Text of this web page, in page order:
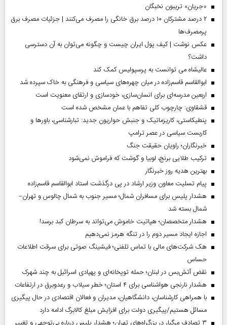
«جریان» تریبون نخبگان
۲ درصد مشترکان ۱۰ درصد برق خانگی را مصرف می‌کنند | جزئیات مصرف برق
پرمصرف‌ها
عکس نوشت | کیف پول ایران چیست و چگونه می‌توان به آن دسترسی
داشت؟
عالیشاه می توانست به پرسپولیس کمک کند
ابوالقاسم قاسم‌زاده در میان چهره‌های سیاسی و فرهنگی به خاک سپرده شد
اربعین مدرسه‌ای برای انسان‌سازی، خودسازی و ارتقای معنویت است
قشقاوی: چارچوب کلی تفاهم با عمان مشخص شده است
پنطیکاستی، کاریزماتیک و جنبش حواریون جدید: تبارشناسی، باور‌ها و
کاربست سیاسی در عصر ترامپ
خبرنگاران؛ راویان حقیقت جنگ
ترکیب طلایی برنج، لوبیا و گوشت که فراموش نمی‌شود
بهترین هدیه روز خبرنگار
پیام تسلیت معاون وزیر ارشاد در پی درگذشت استاد ابوالقاسم قاسم‌زاده
هشدار پلیس برای مسافران شمال؛ مسیر جنوب به شمال چالوس و تهران–
شمال بسته شد
هشدار متخصصان؛ هپاتیت خاموش می‌تواند به سرطان کبد برسد!
اجازه ایجاد مسیر دوم را در تنگه هرمز نمی‌دهیم
هک شرکت‌های مالی با تماس تلفنی؛ فیشینگ صوتی برای سرقت اطلاعات
حساس
نقض آتش‌بس در لبنان؛ حمله توپخانه‌ای و پهپادی اسرائیل به چند شهرک
هشدار نارنجی هواشناسی برای ۴ استان؛ خطر سیلاب و رعدوبرق در ارتفاعات
با همراهی کارشناسان، دانشگاهیان، مدیران و فعالان اقتصادی در حال پیگیری
مسائل هستیم/پیگیری دولت برای افزایش مبلغ کالابرگ ادامه دارد